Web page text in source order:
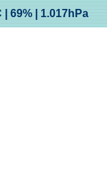
| 69% | 1.017hPa